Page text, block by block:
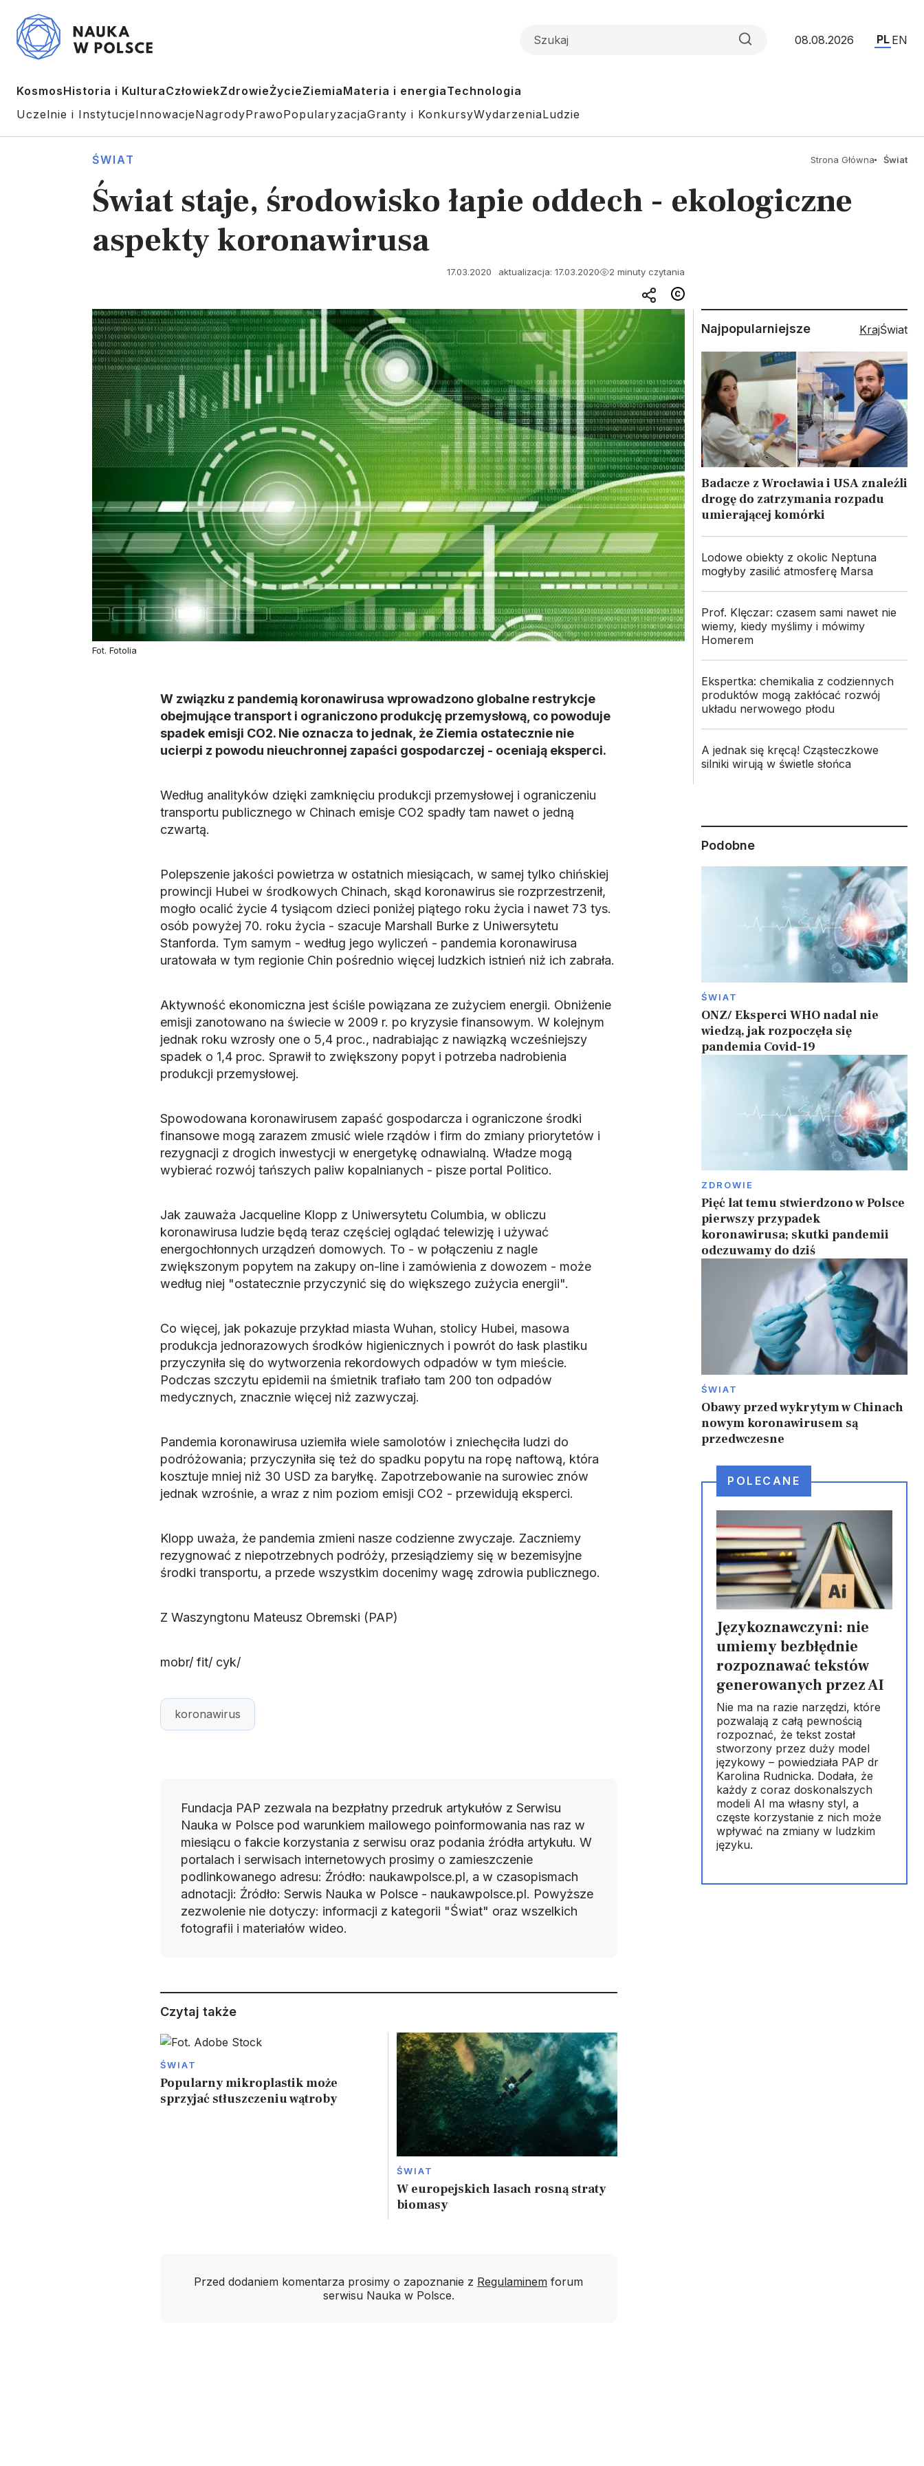
08.08.2026 PL EN
KosmosHistoria i KulturaCzłowiekZdrowieŻycieZiemiaMateria i energiaTechnologia
Uczelnie i InstytucjeInnowacjeNagrodyPrawoPopularyzacjaGranty i KonkursyWydarzeniaLudzie
ŚWIAT Strona Główna Świat
Świat staje, środowisko łapie oddech - ekologiczne
aspekty koronawirusa
17.03.2020 aktualizacja: 17.03.2020 2 minuty czytania
Fot. Fotolia
W związku z pandemią koronawirusa wprowadzono globalne restrykcje
obejmujące transport i ograniczono produkcję przemysłową, co powoduje
spadek emisji CO2. Nie oznacza to jednak, że Ziemia ostatecznie nie
ucierpi z powodu nieuchronnej zapaści gospodarczej - oceniają eksperci.
Według analityków dzięki zamknięciu produkcji przemysłowej i ograniczeniu
transportu publicznego w Chinach emisje CO2 spadły tam nawet o jedną
czwartą.
Polepszenie jakości powietrza w ostatnich miesiącach, w samej tylko chińskiej
prowincji Hubei w środkowych Chinach, skąd koronawirus sie rozprzestrzenił,
mogło ocalić życie 4 tysiącom dzieci poniżej piątego roku życia i nawet 73 tys.
osób powyżej 70. roku życia - szacuje Marshall Burke z Uniwersytetu
Stanforda. Tym samym - według jego wyliczeń - pandemia koronawirusa
uratowała w tym regionie Chin pośrednio więcej ludzkich istnień niż ich zabrała.
Aktywność ekonomiczna jest ściśle powiązana ze zużyciem energii. Obniżenie
emisji zanotowano na świecie w 2009 r. po kryzysie finansowym. W kolejnym
jednak roku wzrosły one o 5,4 proc., nadrabiając z nawiązką wcześniejszy
spadek o 1,4 proc. Sprawił to zwiększony popyt i potrzeba nadrobienia
produkcji przemysłowej.
Spowodowana koronawirusem zapaść gospodarcza i ograniczone środki
finansowe mogą zarazem zmusić wiele rządów i firm do zmiany priorytetów i
rezygnacji z drogich inwestycji w energetykę odnawialną. Władze mogą
wybierać rozwój tańszych paliw kopalnianych - pisze portal Politico.
Jak zauważa Jacqueline Klopp z Uniwersytetu Columbia, w obliczu
koronawirusa ludzie będą teraz częściej oglądać telewizję i używać
energochłonnych urządzeń domowych. To - w połączeniu z nagle
zwiększonym popytem na zakupy on-line i zamówienia z dowozem - może
według niej "ostatecznie przyczynić się do większego zużycia energii".
Co więcej, jak pokazuje przykład miasta Wuhan, stolicy Hubei, masowa
produkcja jednorazowych środków higienicznych i powrót do łask plastiku
przyczyniła się do wytworzenia rekordowych odpadów w tym mieście.
Podczas szczytu epidemii na śmietnik trafiało tam 200 ton odpadów
medycznych, znacznie więcej niż zazwyczaj.
Pandemia koronawirusa uziemiła wiele samolotów i zniechęciła ludzi do
podróżowania; przyczyniła się też do spadku popytu na ropę naftową, która
kosztuje mniej niż 30 USD za baryłkę. Zapotrzebowanie na surowiec znów
jednak wzrośnie, a wraz z nim poziom emisji CO2 - przewidują eksperci.
Klopp uważa, że pandemia zmieni nasze codzienne zwyczaje. Zaczniemy
rezygnować z niepotrzebnych podróży, przesiądziemy się w bezemisyjne
środki transportu, a przede wszystkim docenimy wagę zdrowia publicznego.
Z Waszyngtonu Mateusz Obremski (PAP)
mobr/ fit/ cyk/
koronawirus
Fundacja PAP zezwala na bezpłatny przedruk artykułów z Serwisu
Nauka w Polsce pod warunkiem mailowego poinformowania nas raz w
miesiącu o fakcie korzystania z serwisu oraz podania źródła artykułu. W
portalach i serwisach internetowych prosimy o zamieszczenie
podlinkowanego adresu: Źródło: naukawpolsce.pl, a w czasopismach
adnotacji: Źródło: Serwis Nauka w Polsce - naukawpolsce.pl. Powyższe
zezwolenie nie dotyczy: informacji z kategorii "Świat" oraz wszelkich
fotografii i materiałów wideo.
Czytaj także
ŚWIAT
Popularny mikroplastik może
sprzyjać stłuszczeniu wątroby
ŚWIAT
W europejskich lasach rosną straty
biomasy
Przed dodaniem komentarza prosimy o zapoznanie z Regulaminem forum
serwisu Nauka w Polsce.
Najpopularniejsze KrajŚwiat
Badacze z Wrocławia i USA znaleźli
drogę do zatrzymania rozpadu
umierającej komórki
Lodowe obiekty z okolic Neptuna
mogłyby zasilić atmosferę Marsa
Prof. Klęczar: czasem sami nawet nie
wiemy, kiedy myślimy i mówimy
Homerem
Ekspertka: chemikalia z codziennych
produktów mogą zakłócać rozwój
układu nerwowego płodu
A jednak się kręcą! Cząsteczkowe
silniki wirują w świetle słońca
Podobne
ŚWIAT
ONZ/ Eksperci WHO nadal nie
wiedzą, jak rozpoczęła się
pandemia Covid-19
ZDROWIE
Pięć lat temu stwierdzono w Polsce
pierwszy przypadek
koronawirusa; skutki pandemii
odczuwamy do dziś
ŚWIAT
Obawy przed wykrytym w Chinach
nowym koronawirusem są
przedwczesne
POLECANE
Językoznawczyni: nie
umiemy bezbłędnie
rozpoznawać tekstów
generowanych przez AI
Nie ma na razie narzędzi, które
pozwalają z całą pewnością
rozpoznać, że tekst został
stworzony przez duży model
językowy – powiedziała PAP dr
Karolina Rudnicka. Dodała, że
każdy z coraz doskonalszych
modeli AI ma własny styl, a
częste korzystanie z nich może
wpływać na zmiany w ludzkim
języku.